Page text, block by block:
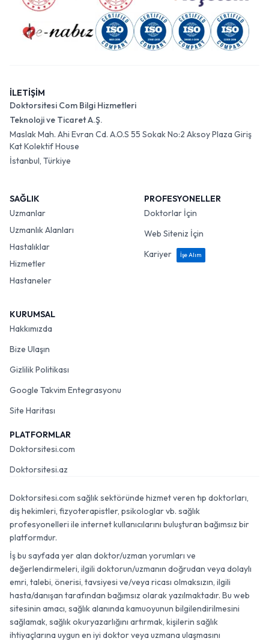
İLETİŞİM
Doktorsitesi Com Bilgi Hizmetleri
Teknoloji ve Ticaret A.Ş.
Maslak Mah. Ahi Evran Cd. A.O.S 55 Sokak No:2 Aksoy Plaza Giriş
Kat Kolektif House
İstanbul, Türkiye
SAĞLIK
Uzmanlar
Uzmanlık Alanları
Hastalıklar
Hizmetler
Hastaneler
PROFESYONELLER
Doktorlar İçin
Web Siteniz İçin
Kariyer
İşe Alım
KURUMSAL
Hakkımızda
Bize Ulaşın
Gizlilik Politikası
Google Takvim Entegrasyonu
Site Haritası
PLATFORMLAR
Doktorsitesi.com
Doktorsitesi.az
Doktorsitesi.com sağlık sektöründe hizmet veren tıp doktorları,
diş hekimleri, fizyoterapistler, psikologlar vb. sağlık
profesyonelleri ile internet kullanıcılarını buluşturan bağımsız bir
platformdur.
İş bu sayfada yer alan doktor/uzman yorumları ve
değerlendirmeleri, ilgili doktorun/uzmanın doğrudan veya dolaylı
emri, talebi, önerisi, tavsiyesi ve/veya ricası olmaksızın, ilgili
hasta/danışan tarafından bağımsız olarak yazılmaktadır. Bu web
sitesinin amacı, sağlık alanında kamuoyunun bilgilendirilmesini
sağlamak, sağlık okuryazarlığını artırmak, kişilerin sağlık
ihtiyaçlarına uygun en iyi doktor veya uzmana ulaşmasını